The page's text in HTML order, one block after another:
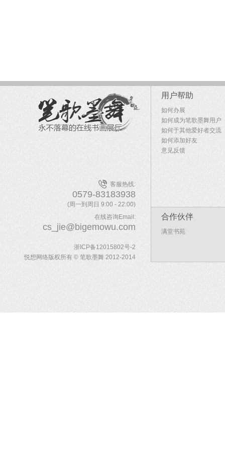
客服热线:
0579-83183938
(周一到周日 9:00 - 22:00)
在线咨询Email:
cs_jie@bigemowu.com
浙ICP备12015802号-2
悦想网络版权所有 © 笔歌墨舞 2012-2014
用户帮助
如何办展
如何成为笔歌墨舞用户
如何于其他爱好者交流
如何添加好友
意见反馈
合作伙伴
满堂书苑